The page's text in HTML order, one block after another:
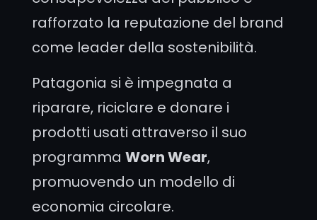
rafforzato la reputazione del brand
come leader della sostenibilità.
Patagonia si è impegnata a
riparare, riciclare e donare i
prodotti usati attraverso il suo
programma Worn Wear,
promuovendo un modello di
economia circolare.